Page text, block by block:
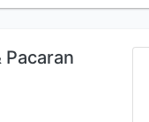
Pacaran